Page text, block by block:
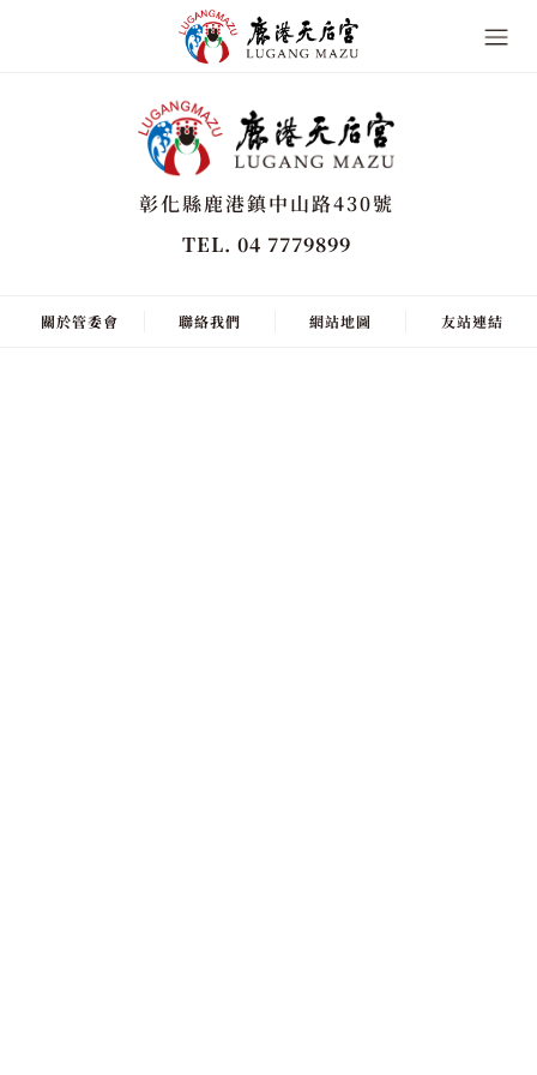
彰化縣鹿港鎮中山路430號
TEL. 04 7779899
關於管委會 聯絡我們 網站地圖 友站連結